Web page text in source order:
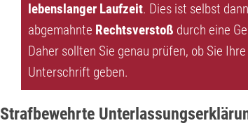
lebenslanger Laufzeit. Dies ist selbst
abgemahnte Rechtsverstoß durch eine
Daher sollten Sie genau prüfen, ob Sie
Unterschrift geben.
Strafbewehrte